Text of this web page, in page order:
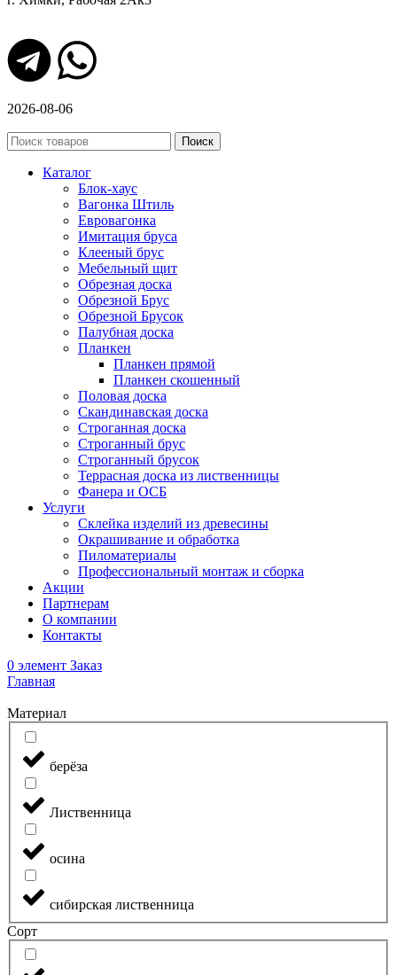
2026-08-06
Поиск
Каталог
Блок-хаус
Вагонка Штиль
Евровагонка
Имитация бруса
Клееный брус
Мебельный щит
Обрезная доска
Обрезной Брус
Обрезной Брусок
Палубная доска
Планкен
Планкен прямой
Планкен скошенный
Половая доска
Скандинавская доска
Строганная доска
Строганный брус
Строганный брусок
Террасная доска из лиственницы
Фанера и ОСБ
Услуги
Склейка изделий из древесины
Окрашивание и обработка
Пиломатериалы
Профессиональный монтаж и сборка
Акции
Партнерам
О компании
Контакты
0 элемент Заказ
Главная
Материал
берёза
Лиственница
осина
сибирская лиственница
Сорт